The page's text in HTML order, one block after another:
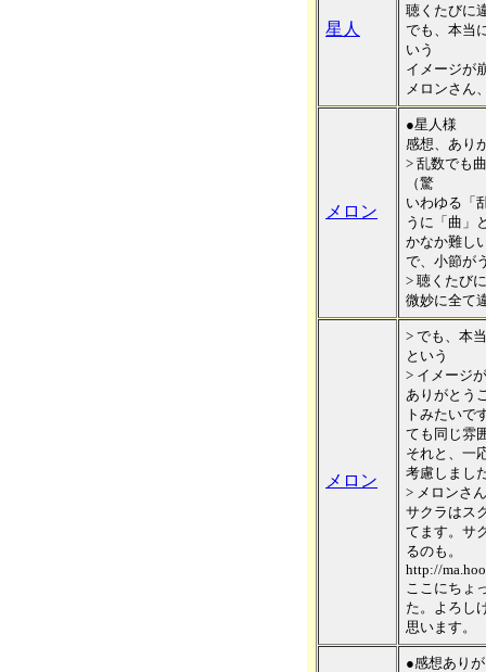
星人
聴くたびに
でも、本当
いう
イメージが
メロンさん
メロン
●星人様
感想、あり
> 乱数でも
（驚
いわゆる「
うに「曲」
かなか難し
で、小節が
> 聴くたび
微妙に全て
メロン
> でも、本
という
> イメージ
ありがとう
トみたいで
ても同じ雰
それと、一
考慮しまし
> メロンさ
サクラはス
てます。サ
るのも。
http://
ここにちょ
た。よろし
思います。
●感想あり